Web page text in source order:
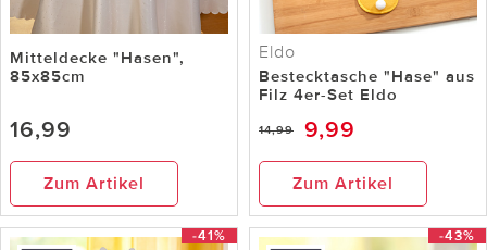
Mitteldecke "Hasen",
85x85cm
16,99
Zum Artikel
Eldo
Bestecktasche "Hase" aus
Filz 4er-Set Eldo
14,99 9,99
Zum Artikel
-41% -43%